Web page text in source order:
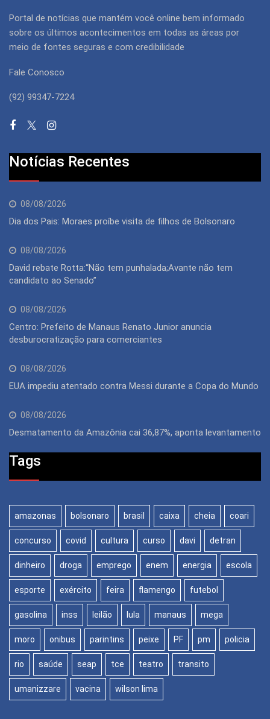
Portal de notícias que mantém você online bem informado
sobre os últimos acontecimentos em todas as áreas por
meio de fontes seguras e com credibilidade
Fale Conosco
(92) 99347-7224
Notícias Recentes
08/08/2026
Dia dos Pais: Moraes proíbe visita de filhos de Bolsonaro
08/08/2026
David rebate Rotta:“Não tem punhalada;Avante não tem
candidato ao Senado”
08/08/2026
Centro: Prefeito de Manaus Renato Junior anuncia
desburocratização para comerciantes
08/08/2026
EUA impediu atentado contra Messi durante a Copa do Mundo
08/08/2026
Desmatamento da Amazônia cai 36,87%, aponta levantamento
Tags
amazonas bolsonaro brasil caixa cheia coari
concurso covid cultura curso davi detran
dinheiro droga emprego enem energia escola
esporte exército feira flamengo futebol
gasolina inss leilão lula manaus mega
moro onibus parintins peixe PF pm policia
rio saúde seap tce teatro transito
umanizzare vacina wilson lima